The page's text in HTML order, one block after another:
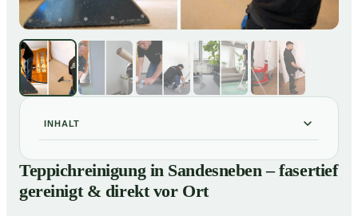
INHALT
01Teppichreinigung in Sandesneben – fasertief gereinigt
& direkt vor Ort
Unsere Leistungen im Überblick
Teppichreinigung in Sandesneben – fasertief
gereinigt & direkt vor Ort